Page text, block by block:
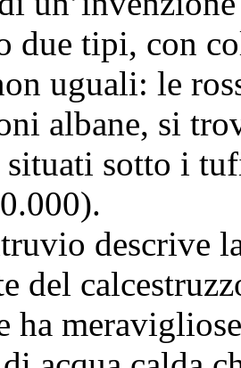
due tipi, con
uguali: le
albane, si
situati sotto i
descrive
del
ha